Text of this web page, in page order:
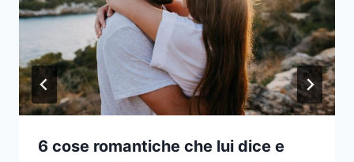
6 cose romantiche che lui dice e